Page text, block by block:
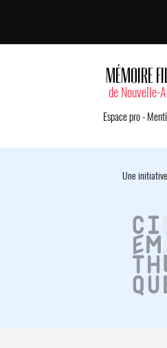
MÉMOIRE
de Nouvelle-
Espace pro-
Une